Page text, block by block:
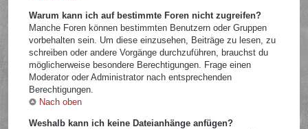
Warum kann ich auf bestimmte Foren nicht zugreifen?
Manche Foren können bestimmten Benutzern oder Gruppen
vorbehalten sein. Um diese einzusehen, Beiträge zu lesen, zu
schreiben oder andere Vorgänge durchzuführen, brauchst du
möglicherweise besondere Berechtigungen. Frage einen
Moderator oder Administrator nach entsprechenden
Berechtigungen.
Nach oben
Weshalb kann ich keine Dateianhänge anfügen?